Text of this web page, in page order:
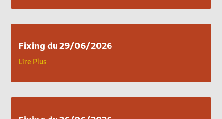
Fixing du 29/06/2026
Lire Plus